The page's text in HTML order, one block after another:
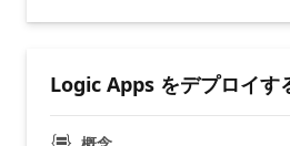
Logic Apps をデプロイす